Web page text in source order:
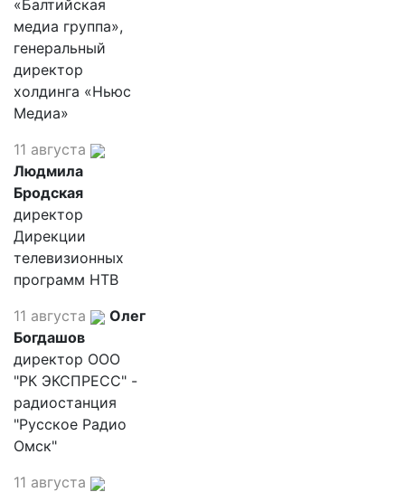
«Балтийская
медиа группа»,
генеральный
директор
холдинга «Ньюс
Медиа»
11 августа
Людмила
Бродская
директор
Дирекции
телевизионных
программ НТВ
11 августа
Олег
Богдашов
директор ООО
"РК ЭКСПРЕСС" -
радиостанция
"Русское Радио
Омск"
11 августа